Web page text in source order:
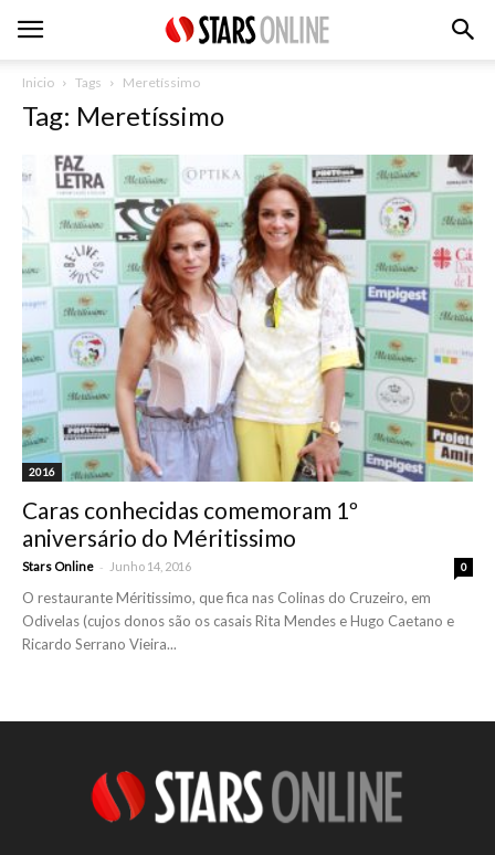
Inicio Tags Meretíssimo
Tag: Meretíssimo
2016
Caras conhecidas comemoram 1º
aniversário do Méritissimo
Stars Online - Junho 14, 2016 0
O restaurante Méritissimo, que fica nas Colinas do Cruzeiro, em
Odivelas (cujos donos são os casais Rita Mendes e Hugo Caetano e
Ricardo Serrano Vieira...